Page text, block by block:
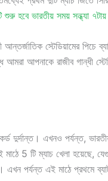
শুরু হবে ভারতীয় সময় সন্ধ্যা ৭টায়
স্টেডিয়ামের পিচে
আমরা আপনাকে রাজীব গান্ধী
দুর্দান্ত। এখনও পর্যন্ত,
5 টি ম্যাচ খেলা হয়েছে,
পর্যন্ত এই মাঠে প্রথমে